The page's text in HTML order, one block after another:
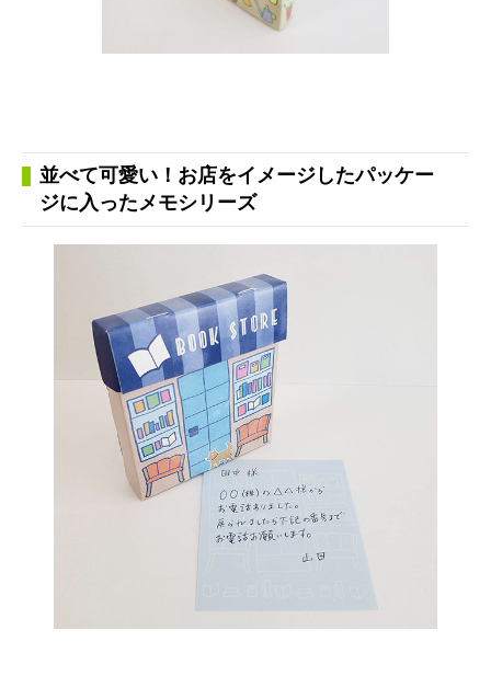
並べて可愛い！お店をイメージしたパッケー
ジに入ったメモシリーズ